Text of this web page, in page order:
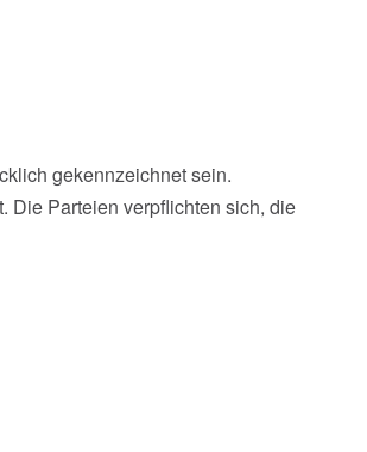
gekennzeichnet sein.
Die Parteien verpflichten sich, die